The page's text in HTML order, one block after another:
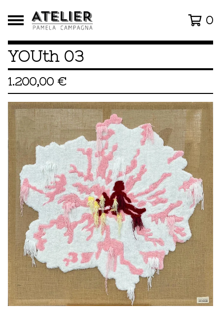
0
YOUth 03
1.200,00 €